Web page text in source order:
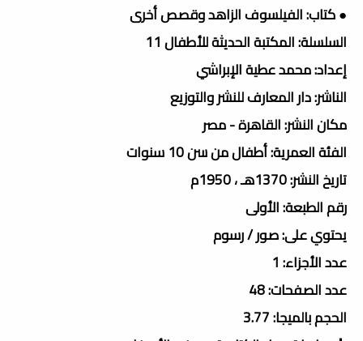
● كتاب: الفيلسوف الزاهد وقصص أخرى
السلسلة: المكتبة الحديثة للأطفال 11
إعداد: محمد عطية الإبراشي
الناشر: دار المعارف للنشر والتوزيع
مكان النشر: القاهرة - مصر
الفئة العمرية: أطفال من سن 10 سنوات
تاريخ النشر: 1370هـ ، 1950م
رقم الطبعة: الأولى
يحتوي على: صور / رسوم
عدد الأجزاء: 1
عدد الصفحات: 48
الحجم بالميجا: 3.77